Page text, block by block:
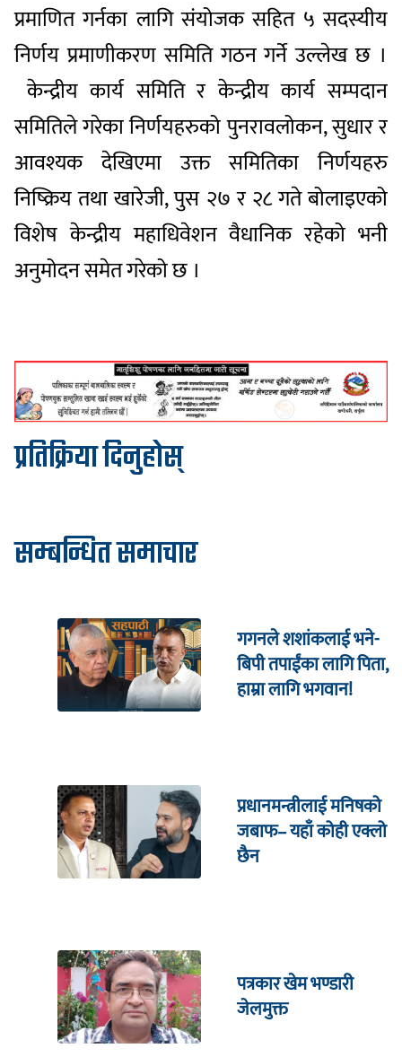
प्रमाणित गर्नका लागि संयोजक सहित ५ सदस्यीय
निर्णय प्रमाणीकरण समिति गठन गर्ने उल्लेख छ ।
केन्द्रीय कार्य समिति र केन्द्रीय कार्य सम्पदान
समितिले गरेका निर्णयहरुको पुनरावलोकन, सुधार र
आवश्यक देखिएमा उक्त समितिका निर्णयहरु
निष्क्रिय तथा खारेजी, पुस २७ र २८ गते बोलाइएको
विशेष केन्द्रीय महाधिवेशन वैधानिक रहेको भनी
अनुमोदन समेत गरेको छ ।
प्रतिक्रिया दिनुहोस्
सम्बन्धित समाचार
गगनले शशांकलाई भने-
बिपी तपाईंका लागि पिता,
हाम्रा लागि भगवान!
प्रधानमन्त्रीलाई मनिषको
जबाफ– यहाँ कोही एक्लो
छैन
पत्रकार खेम भण्डारी
जेलमुक्त